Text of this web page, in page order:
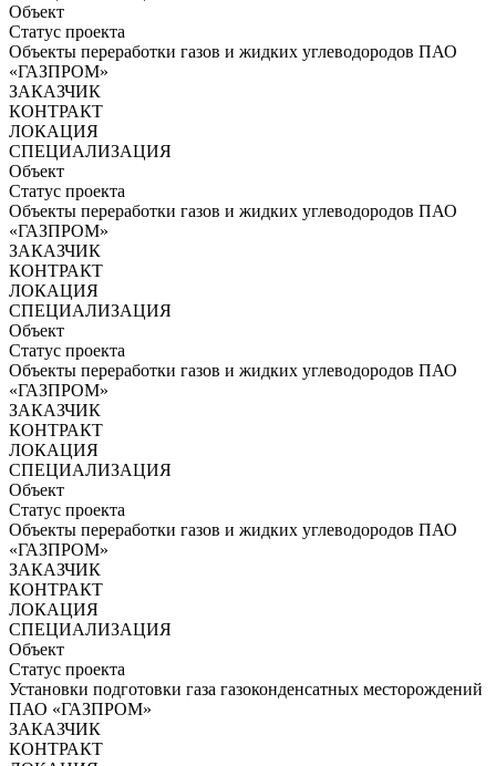
Объект
Статус проекта
Объекты переработки газов и жидких углеводородов ПАО
«ГАЗПРОМ»
ЗАКАЗЧИК
КОНТРАКТ
ЛОКАЦИЯ
СПЕЦИАЛИЗАЦИЯ
Объект
Статус проекта
Объекты переработки газов и жидких углеводородов ПАО
«ГАЗПРОМ»
ЗАКАЗЧИК
КОНТРАКТ
ЛОКАЦИЯ
СПЕЦИАЛИЗАЦИЯ
Объект
Статус проекта
Объекты переработки газов и жидких углеводородов ПАО
«ГАЗПРОМ»
ЗАКАЗЧИК
КОНТРАКТ
ЛОКАЦИЯ
СПЕЦИАЛИЗАЦИЯ
Объект
Статус проекта
Объекты переработки газов и жидких углеводородов ПАО
«ГАЗПРОМ»
ЗАКАЗЧИК
КОНТРАКТ
ЛОКАЦИЯ
СПЕЦИАЛИЗАЦИЯ
Объект
Статус проекта
Установки подготовки газа газоконденсатных месторождений
ПАО «ГАЗПРОМ»
ЗАКАЗЧИК
КОНТРАКТ